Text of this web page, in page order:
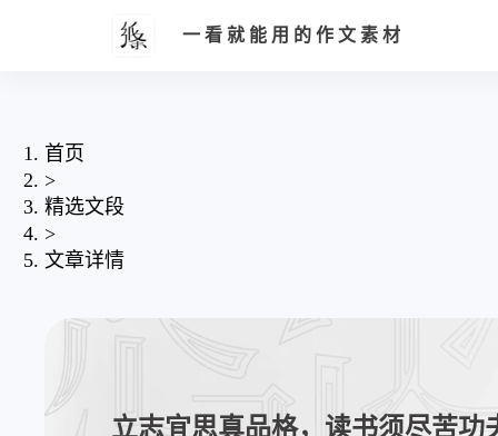
一看就能用的作文素材
首页
>
精选文段
>
文章详情
立志宜思真品格，读书须尽苦功